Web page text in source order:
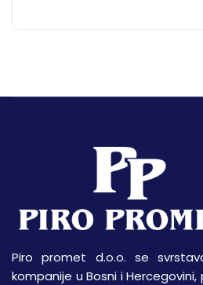
Piro promet d.o.o. se
kompanije u Bosni i